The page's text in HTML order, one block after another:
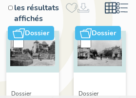
les résultats
affichés
Dossier
Dossier
Dossier
Dossier